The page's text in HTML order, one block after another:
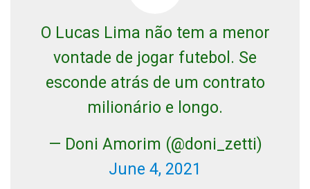
O Lucas Lima não tem a menor
vontade de jogar futebol. Se
esconde atrás de um contrato
milionário e longo.
— Doni Amorim (@doni_zetti)
June 4, 2021